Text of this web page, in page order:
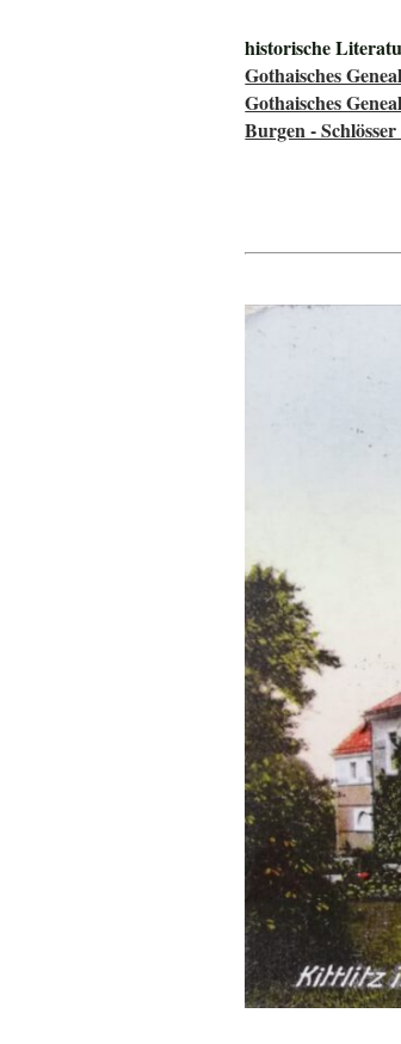
historische
Gothaisches
Gothaisches
Burgen -